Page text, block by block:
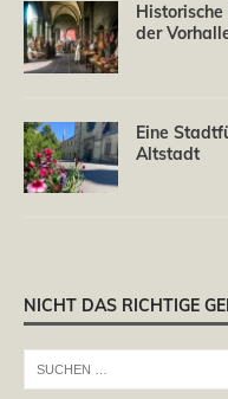
der
Eine
Altstadt
NICHT DAS RICHTIGE